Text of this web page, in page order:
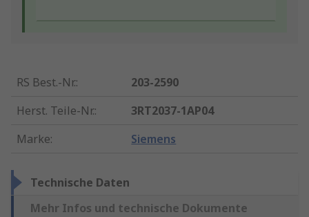
RS Best.-Nr.:
203-2590
Herst. Teile-Nr.:
3RT2037-1AP04
Marke: Siemens
Technische Daten
Mehr Infos und technische Dokumente